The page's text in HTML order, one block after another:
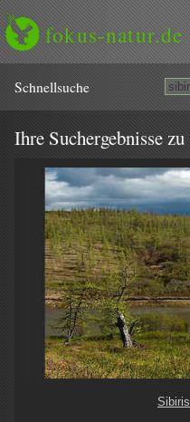
fokus-natur.de
Schnell­suche
Ihre Suchergebnisse